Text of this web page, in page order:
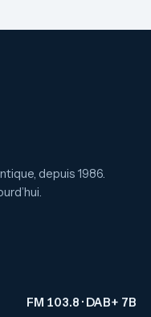
depuis 1986.
FM 103.8 · DAB+ 7B